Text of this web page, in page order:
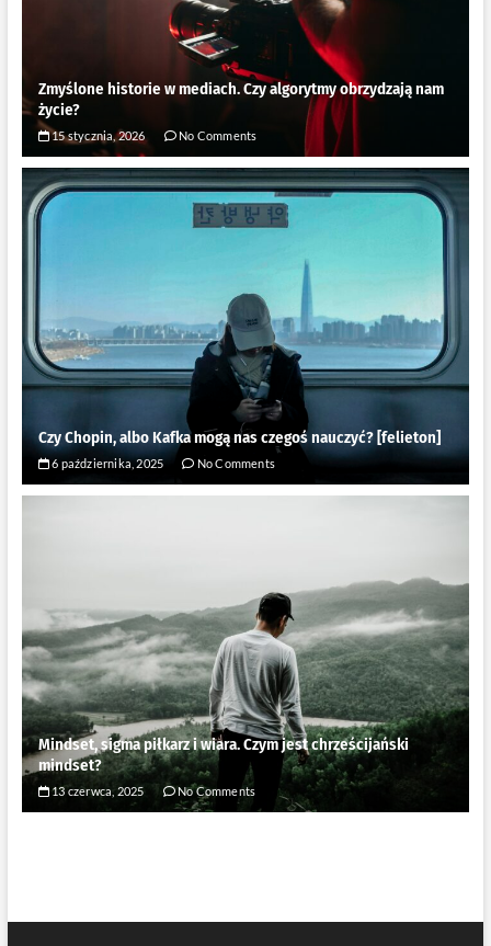
Zmyślone historie w mediach. Czy algorytmy obrzydzają nam
życie?
15 stycznia, 2026 No Comments
Czy Chopin, albo Kafka mogą nas czegoś nauczyć? [felieton]
6 października, 2025 No Comments
Mindset, sigma piłkarz i wiara. Czym jest chrześcijański
mindset?
13 czerwca, 2025 No Comments